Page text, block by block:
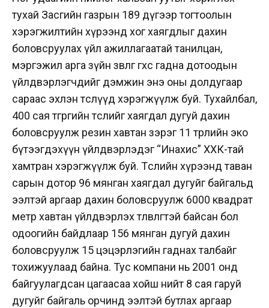
тухай Засгийн газрын 189 дүгээр тогтоолын
хэрэгжилтийн хүрээнд хог хаягдлыг дахин
боловсруулах үйл ажиллагаатай танилцан,
мэргэжил арга зүйн зөвлөгөө өгөхөөс гадна дотоодын
үйлдвэрлэгчдийг дэмжин энэ оны долдугаар
сараас эхлэн төслүүд хэрэгжүүлж буй. Тухайлбал,
400 сая төгрөгийн төслийг хаягдал дугуй дахин
боловсруулж резин хавтан зэрэг 11 төрлийн эко
бүтээгдэхүүн үйлдвэрлэдэг “Инахис” ХХК-тай
хамтран хэрэгжүүлж буй. Төслийн хүрээнд таван
сарын дотор 96 мянган хаягдал дугуйг байгальд
ээлтэй аргаар дахин боловсруулж 6000 квадрат
метр хавтан үйлдвэрлэх төлөвлөгөөтэй байсан бол
одоогийн байдлаар 156 мянган дугуй дахин
боловсруулж 15 цэцэрлэгийн гаднах талбайг
тохижуулаад байна. Тус компани нь 2001 онд
байгуулагдсан цагаасаа хойш нийт 8 сая гаруй
дугуйг байгаль орчинд ээлтэй бутлах аргаар